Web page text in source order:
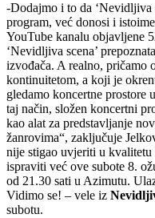
-Dodajmo i to da ‘Nevidljiva
program, već donosi i
YouTube kanalu objavljene
‘Nevidljiva scena’
izvođača. A realno, pričamo
kontinuitetom, a koji je
gledamo koncertne prostore
taj način, složen koncertni
kao alat za predstavljanje
žanrovima“, zaključuje
nije stigao uvjeriti u kvalitetu
ispraviti već ove subote 8.
od 21.30 sati u Azimutu.
Vidimo se! – vele iz
subotu.